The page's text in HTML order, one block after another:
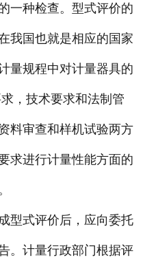
一种检查。型式评价的
我国也就是相应的国家
量规程中对计量器具的
，技术要求和法制管
料审查和样机试验两方
求进行计量性能方面的
式评价后，应向委托
。计量行政部门根据评